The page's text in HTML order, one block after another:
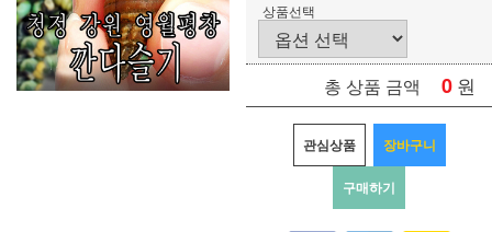
상품선택
총 상품 금액 0 원
관심상품 장바구니
구매하기